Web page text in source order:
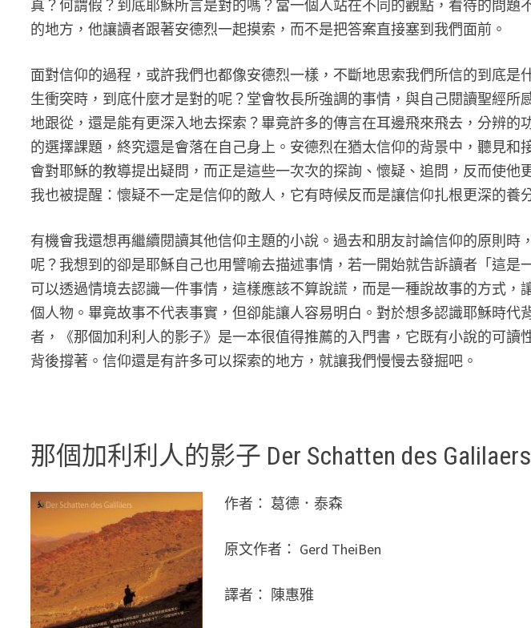
真？何謂假？到底耶穌所言是對的嗎？當一個人站在不同的觀點，看待的問題
的地方，他讓讀者跟著安德烈一起摸索，而不是把答案直接塞到我們面前。
面對信仰的過程，或許我們也都像安德烈一樣，不斷地思索我們所信的到底是
生衝突時，到底什麼才是對的呢？堂會牧長所強調的事情，與自己閱讀聖經所
地跟從，還是能有更深入地去探索？畢竟許多的傳言在耳邊飛來飛去，分辨的
的選擇課題，終究還是會落在自己身上。安德烈在猶太信仰的背景中，聽見和
會對耶穌的教導提出疑問，而正是這些一次次的探詢、懷疑、追問，反而使他
我也被提醒：懷疑不一定是信仰的敵人，它有時候反而是讓信仰扎根更深的養
有機會我還想再繼續閱讀其他信仰主題的小說。過去和朋友討論信仰的原則時
呢？我想到的卻是耶穌自己也用譬喻去描述事情，若一開始就告訴讀者「這是
可以透過情境去認識一件事情，這樣應該不算說謊，而是一種說故事的方式，
個人物。畢竟故事不代表事實，但卻能讓人容易明白。對於想多認識耶穌時代
者，《那個加利利人的影子》是一本很值得推薦的入門書，它既有小說的可讀
背後撐著。信仰還是有許多可以探索的地方，就讓我們慢慢去發掘吧。
那個加利利人的影子 Der Schatten des Galilaers
作者： 葛德．泰森
原文作者： Gerd TheiBen
譯者： 陳惠雅